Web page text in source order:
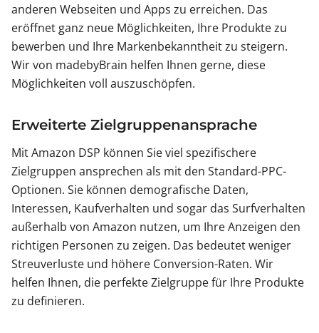
anderen Webseiten und Apps zu erreichen. Das
eröffnet ganz neue Möglichkeiten, Ihre Produkte zu
bewerben und Ihre Markenbekanntheit zu steigern.
Wir von madebyBrain helfen Ihnen gerne, diese
Möglichkeiten voll auszuschöpfen.
Erweiterte Zielgruppenansprache
Mit Amazon DSP können Sie viel spezifischere
Zielgruppen ansprechen als mit den Standard-PPC-
Optionen. Sie können demografische Daten,
Interessen, Kaufverhalten und sogar das Surfverhalten
außerhalb von Amazon nutzen, um Ihre Anzeigen den
richtigen Personen zu zeigen. Das bedeutet weniger
Streuverluste und höhere Conversion-Raten. Wir
helfen Ihnen, die perfekte Zielgruppe für Ihre Produkte
zu definieren.